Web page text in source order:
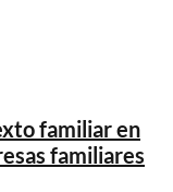
familiar en
familiares